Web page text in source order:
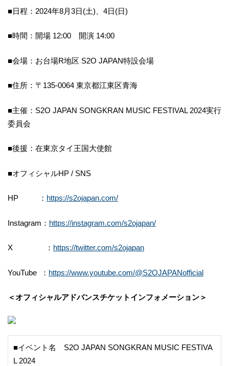
■日程：2024年8月3日(土)、4日(日)
■時間：開場 12:00 開演 14:00
■会場：お台場R地区 S2O JAPAN特設会場
■住所：〒135-0064 東京都江東区青海
■主催：S2O JAPAN SONGKRAN MUSIC FESTIVAL 2024実行
委員会
■後援：在東京タイ王国大使館
■オフィシャルHP / SNS
HP ： https://s2ojapan.com/
Instagram： https://instagram.com/s2ojapan/
X ： https://twitter.com/s2ojapan
YouTube ： https://www.youtube.com/@S2OJAPANofficial
＜オフィシャルアドバンスチケットインフォメーション＞
■イベント名 S2O JAPAN SONGKRAN MUSIC FESTIVA
L 2024